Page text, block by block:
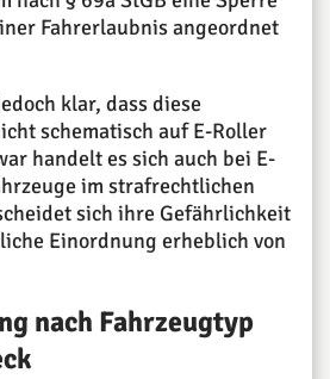
Fahrerlaubnis angeordnet
klar, dass diese
schematisch auf E-Roller
handelt es sich auch bei E-
im strafrechtlichen
sich ihre Gefährlichkeit
Einordnung erheblich von
nach Fahrzeugtyp